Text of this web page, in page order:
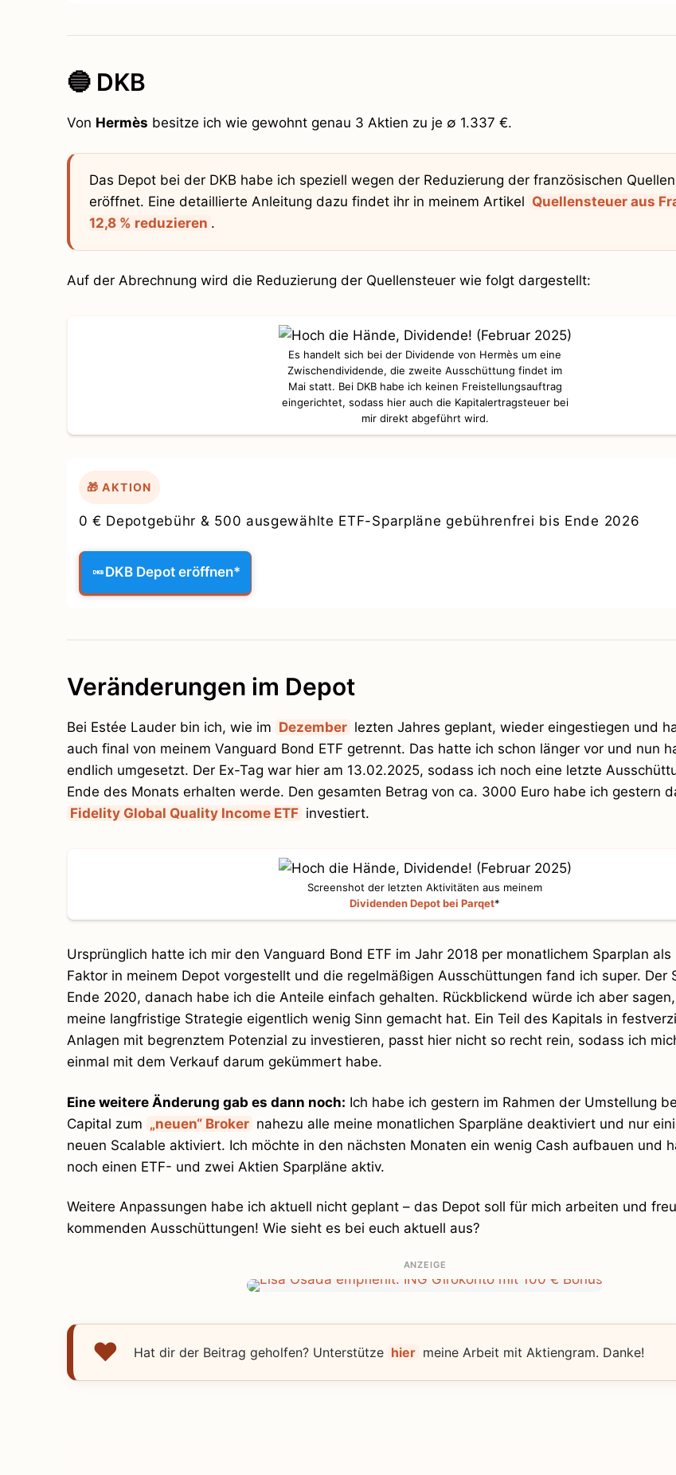
🔵 DKB
Von Hermès besitze ich wie gewohnt genau 3 Aktien zu je ∅ 1.337 €.
Das Depot bei der DKB habe ich speziell wegen der Reduzierung der französischen
eröffnet. Eine detaillierte Anleitung dazu findet ihr in meinem Artikel Quellensteuer aus
12,8 % reduzieren .
Auf der Abrechnung wird die Reduzierung der Quellensteuer wie folgt dargestellt:
Es handelt sich bei der Dividende von Hermès um eine
Zwischendividende, die zweite Ausschüttung findet im
Mai statt. Bei DKB habe ich keinen Freistellungsauftrag
eingerichtet, sodass hier auch die Kapitalertragsteuer bei
mir direkt abgeführt wird.
🎁 AKTION
0 € Depotgebühr & 500 ausgewählte ETF-Sparpläne gebührenfrei bis Ende 2026
DKB Depot eröffnen*
Veränderungen im Depot
Bei Estée Lauder bin ich, wie im Dezember lezten Jahres geplant, wieder eingestiegen und
auch final von meinem Vanguard Bond ETF getrennt. Das hatte ich schon länger vor und nun
endlich umgesetzt. Der Ex-Tag war hier am 13.02.2025, sodass ich noch eine letzte
Ende des Monats erhalten werde. Den gesamten Betrag von ca. 3000 Euro habe ich gestern
Fidelity Global Quality Income ETF investiert.
Screenshot der letzten Aktivitäten aus meinem
Dividenden Depot bei Parqet*
Ursprünglich hatte ich mir den Vanguard Bond ETF im Jahr 2018 per monatlichem Sparplan
Faktor in meinem Depot vorgestellt und die regelmäßigen Ausschüttungen fand ich super. Der
Ende 2020, danach habe ich die Anteile einfach gehalten. Rückblickend würde ich aber
meine langfristige Strategie eigentlich wenig Sinn gemacht hat. Ein Teil des Kapitals in
Anlagen mit begrenztem Potenzial zu investieren, passt hier nicht so recht rein, sodass ich
einmal mit dem Verkauf darum gekümmert habe.
Eine weitere Änderung gab es dann noch: Ich habe ich gestern im Rahmen der Umstellung
Capital zum „neuen“ Broker nahezu alle meine monatlichen Sparpläne deaktiviert und nur
neuen Scalable aktiviert. Ich möchte in den nächsten Monaten ein wenig Cash aufbauen und
noch einen ETF- und zwei Aktien Sparpläne aktiv.
Weitere Anpassungen habe ich aktuell nicht geplant – das Depot soll für mich arbeiten und
kommenden Ausschüttungen! Wie sieht es bei euch aktuell aus?
ANZEIGE
Hat dir der Beitrag geholfen? Unterstütze hier meine Arbeit mit Aktiengram. Danke!